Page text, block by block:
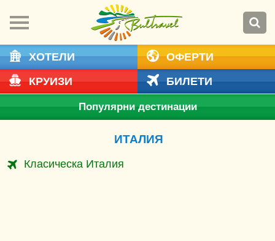
ХОТЕЛИ
ОФЕРТИ
КРУИЗИ
БИЛЕТИ
Популярни дестинации
ИТАЛИЯ
Класическа Италия